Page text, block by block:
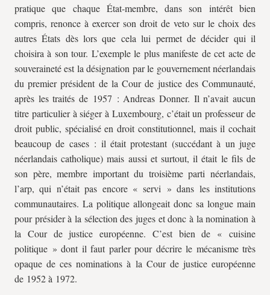
pratique que chaque État-membre, dans son intérêt bien
compris, renonce à exercer son droit de veto sur le choix des
autres États dès lors que cela lui permet de décider qui il
choisira à son tour. L’exemple le plus manifeste de cet acte de
souveraineté est la désignation par le gouvernement néerlandais
du premier président de la Cour de justice des Communauté,
après les traités de 1957 : Andreas Donner. Il n’avait aucun
titre particulier à siéger à Luxembourg, c’était un professeur de
droit public, spécialisé en droit constitutionnel, mais il cochait
beaucoup de cases : il était protestant (succédant à un juge
néerlandais catholique) mais aussi et surtout, il était le fils de
son père, membre important du troisième parti néerlandais,
l’arp, qui n’était pas encore « servi » dans les institutions
communautaires. La politique allongeait donc sa longue main
pour présider à la sélection des juges et donc à la nomination à
la Cour de justice européenne. C’est bien de « cuisine
politique » dont il faut parler pour décrire le mécanisme très
opaque de ces nominations à la Cour de justice européenne
de 1952 à 1972.